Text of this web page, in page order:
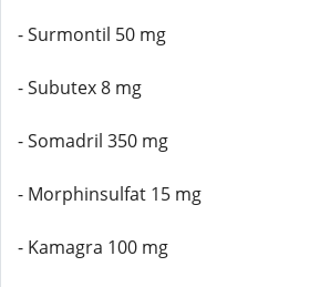
- Surmontil 50 mg
- Subutex 8 mg
- Somadril 350 mg
- Morphinsulfat 15 mg
- Kamagra 100 mg